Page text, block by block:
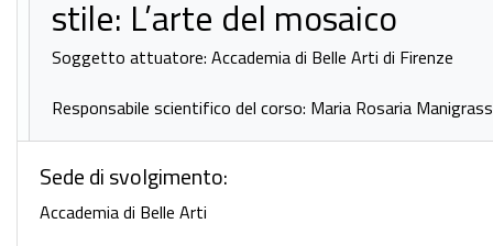
stile: L’arte del mosaico
Soggetto attuatore: Accademia di Belle Arti di Firenze
Responsabile scientifico del corso: Maria Rosaria
Sede di svolgimento:
Accademia di Belle Arti